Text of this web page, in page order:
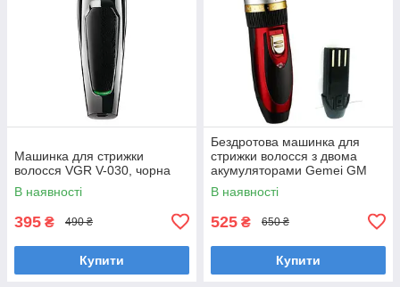
Машинка для стрижки
волосся VGR V-030, чорна
В наявності
395 ₴ 490 ₴
Купити
Бездротова машинка для
стрижки волосся з двома
акумуляторами Gemei GM
550
В наявності
525 ₴ 650 ₴
Купити